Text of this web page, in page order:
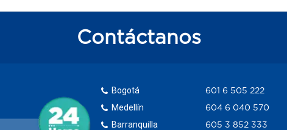
Contáctanos
Bogotá
Medellín
Barranquilla
601 6 505 222
604 6 040 570
605 3 852 333